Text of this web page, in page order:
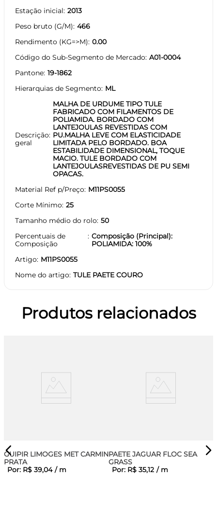
Estação inicial 2013
Peso bruto (G/M) 466
Rendimento (KG=>M) 0.00
Código do Sub-Segmento de Mercado A01-0004
Pantone 19-1862
Hierarquias de Segmento ML
Descrição
geral
MALHA DE URDUME TIPO TULE
FABRICADO COM FILAMENTOS DE
POLIAMIDA. BORDADO COM
LANTEJOULAS REVESTIDAS COM
PU.MALHA LEVE COM ELASTICIDADE
LIMITADA PELO BORDADO. BOA
ESTABILIDADE DIMENSIONAL, TOQUE
MACIO. TULE BORDADO COM
LANTEJOULASREVESTIDAS DE PU SEMI
OPACAS.
Material Ref p/Preço M11PS0055
Corte Mínimo 25
Tamanho médio do rolo 50
Percentuais de
Composição
Composição (Principal):
POLIAMIDA: 100%
Artigo M11PS0055
Nome do artigo TULE PAETE COURO
Produtos relacionados
GUIPIR LIMOGES MET CARMINE
PRATA
Por: R$ 39,04 / m
PAETE JAGUAR FLOC SEA
GRASS
Por: R$ 35,12 / m